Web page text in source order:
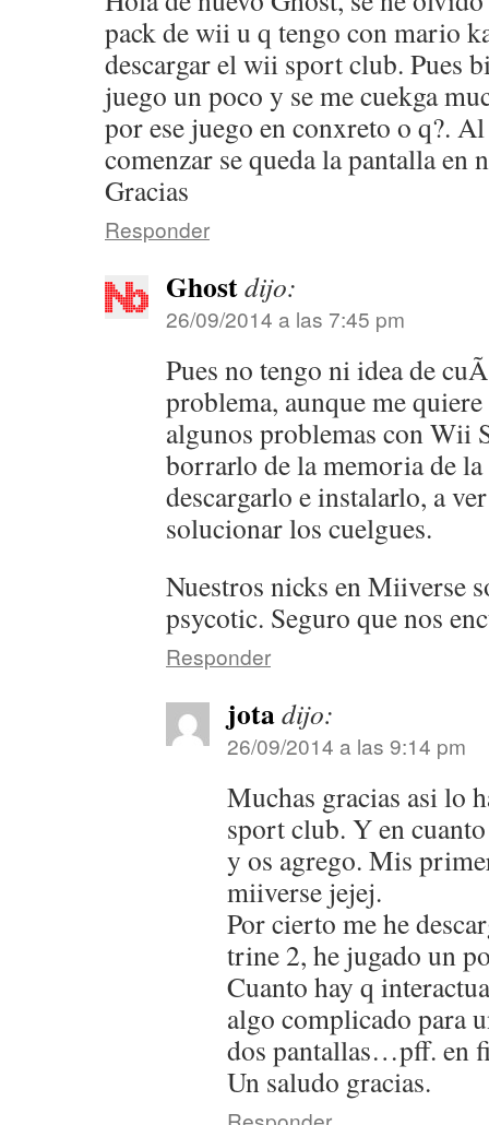
pack de wii u q tengo con mario
descargar el wii sport club. Pues
juego un poco y se me cuekga
por ese juego en conxreto o q?.
comenzar se queda la pantalla en
Gracias
Responder
Ghostdijo:
26/09/2014 a las 7:45 pm
Pues no tengo ni idea de
problema, aunque me
algunos problemas con Wii
borrarlo de la memoria de
descargarlo e instalarlo, a
solucionar los cuelgues.
Nuestros nicks en Miiverse
psycotic. Seguro que nos
Responder
jotadijo:
26/09/2014 a las 9:14 pm
Muchas gracias asi lo
sport club. Y en
y os agrego. Mis
miiverse jejej.
Por cierto me he
trine 2, he jugado un
Cuanto hay q
algo complicado para
dos pantallas…pff. en
Un saludo gracias.